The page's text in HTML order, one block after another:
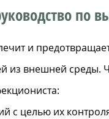
по
и
внешней среды.
с целью их